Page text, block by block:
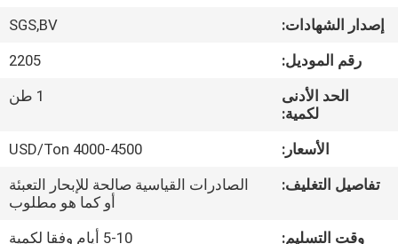
جولة
المعمل
مراقبة
الجودة
اتصل
إصدار الشهادات:
SGS,BV
رقم الموديل:
2205
الحد الأدنى
لكمية:
1 طن
الأسعار:
4000-4500 USD/Ton
تفاصيل التغليف:
الصادرات القياسية صالحة للإبحار التعبئة
أو كما هو مطلوب
وقت التسليم:
5-10 أيام وفقا لكمية